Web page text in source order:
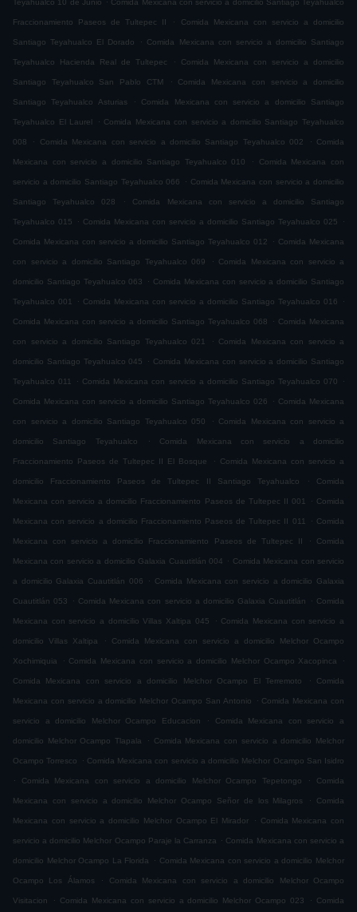
Teyahualco 10 de Junio Comida Mexicana con servicio a domicilio Santiago Teyahualco
Fraccionamiento Paseos de Tultepec II . Comida Mexicana con servicio a domicilio
Santiago Teyahualco El Dorado . Comida Mexicana con servicio a domicilio Santiago
Teyahualco Hacienda Real de Tultepec . Comida Mexicana con servicio a domicilio
Santiago Teyahualco San Pablo CTM . Comida Mexicana con servicio a domicilio
Santiago Teyahualco Asturias . Comida Mexicana con servicio a domicilio Santiago
Teyahualco El Laurel . Comida Mexicana con servicio a domicilio Santiago Teyahualco
008 . Comida Mexicana con servicio a domicilio Santiago Teyahualco 002 . Comida
Mexicana con servicio a domicilio Santiago Teyahualco 010 . Comida Mexicana con
servicio a domicilio Santiago Teyahualco 066 . Comida Mexicana con servicio a domicilio
Santiago Teyahualco 028 . Comida Mexicana con servicio a domicilio Santiago
Teyahualco 015 . Comida Mexicana con servicio a domicilio Santiago Teyahualco 025 .
Comida Mexicana con servicio a domicilio Santiago Teyahualco 012 . Comida Mexicana
con servicio a domicilio Santiago Teyahualco 069 . Comida Mexicana con servicio a
domicilio Santiago Teyahualco 063 . Comida Mexicana con servicio a domicilio Santiago
Teyahualco 001 . Comida Mexicana con servicio a domicilio Santiago Teyahualco 016 .
Comida Mexicana con servicio a domicilio Santiago Teyahualco 068 . Comida Mexicana
con servicio a domicilio Santiago Teyahualco 021 . Comida Mexicana con servicio a
domicilio Santiago Teyahualco 045 . Comida Mexicana con servicio a domicilio Santiago
Teyahualco 011 . Comida Mexicana con servicio a domicilio Santiago Teyahualco 070 .
Comida Mexicana con servicio a domicilio Santiago Teyahualco 026 . Comida Mexicana
con servicio a domicilio Santiago Teyahualco 050 . Comida Mexicana con servicio a
domicilio Santiago Teyahualco . Comida Mexicana con servicio a domicilio
Fraccionamiento Paseos de Tultepec II El Bosque . Comida Mexicana con servicio a
domicilio Fraccionamiento Paseos de Tultepec II Santiago Teyahualco . Comida
Mexicana con servicio a domicilio Fraccionamiento Paseos de Tultepec II 001 . Comida
Mexicana con servicio a domicilio Fraccionamiento Paseos de Tultepec II 011 . Comida
Mexicana con servicio a domicilio Fraccionamiento Paseos de Tultepec II . Comida
Mexicana con servicio a domicilio Galaxia Cuautitlán 004 . Comida Mexicana con servicio
a domicilio Galaxia Cuautitlán 006 . Comida Mexicana con servicio a domicilio Galaxia
Cuautitlán 053 . Comida Mexicana con servicio a domicilio Galaxia Cuautitlán . Comida
Mexicana con servicio a domicilio Villas Xaltipa 045 . Comida Mexicana con servicio a
domicilio Villas Xaltipa . Comida Mexicana con servicio a domicilio Melchor Ocampo
Xochimiquia . Comida Mexicana con servicio a domicilio Melchor Ocampo Xacopinca .
Comida Mexicana con servicio a domicilio Melchor Ocampo El Terremoto . Comida
Mexicana con servicio a domicilio Melchor Ocampo San Antonio . Comida Mexicana con
servicio a domicilio Melchor Ocampo Educacion . Comida Mexicana con servicio a
domicilio Melchor Ocampo Tlapala . Comida Mexicana con servicio a domicilio Melchor
Ocampo Torresco . Comida Mexicana con servicio a domicilio Melchor Ocampo San Isidro
.
Comida Mexicana con servicio a domicilio Melchor Ocampo Tepetongo . Comida
Mexicana con servicio a domicilio Melchor Ocampo Señor de los Milagros . Comida
Mexicana con servicio a domicilio Melchor Ocampo El Mirador . Comida Mexicana con
servicio a domicilio Melchor Ocampo Paraje la Carranza . Comida Mexicana con servicio a
domicilio Melchor Ocampo La Florida . Comida Mexicana con servicio a domicilio Melchor
Ocampo Los Álamos . Comida Mexicana con servicio a domicilio Melchor Ocampo
Visitacion . Comida Mexicana con servicio a domicilio Melchor Ocampo 023 . Comida